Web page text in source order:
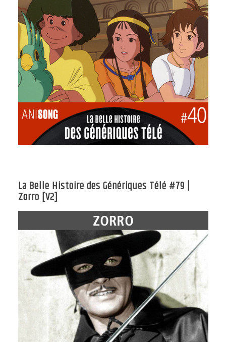
La Belle Histoire des Génériques Télé #79 |
Zorro [V2]